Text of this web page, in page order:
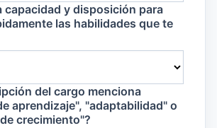
capacidad y disposición para
las habilidades que te
del cargo menciona
aprendizaje", "adaptabilidad" o
crecimiento"?